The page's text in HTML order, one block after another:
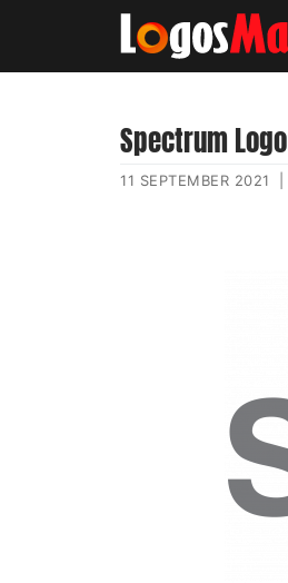
Spectrum Logo
11 SEPTEMBER 2021